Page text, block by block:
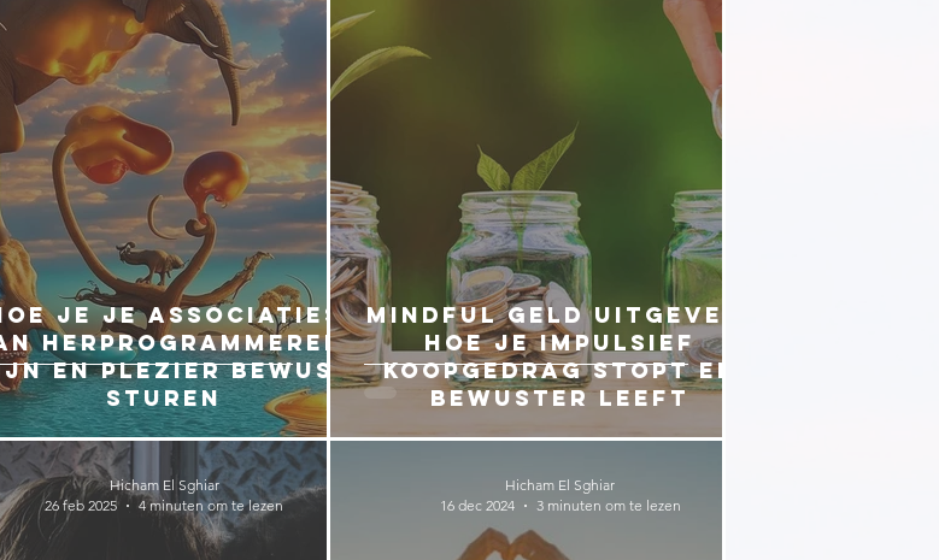
je je associaties
herprogrammeren:
en plezier bewust
sturen
Mindful geld uitgeven:
Hoe je impulsief
koopgedrag stopt en
bewuster leeft
Hicham El Sghiar
26 feb 2025
4 minuten om te lezen
Hicham El Sghiar
16 dec 2024
3 minuten om te lezen